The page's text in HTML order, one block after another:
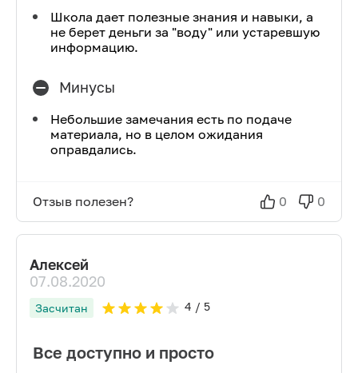
Школа дает полезные знания и навыки, а
не берет деньги за "воду" или устаревшую
информацию.
Минусы
Небольшие замечания есть по подаче
материала, но в целом ожидания
оправдались.
Отзыв полезен? 0 0
Алексей
07.08.2020
Засчитан 4 / 5
Все доступно и просто